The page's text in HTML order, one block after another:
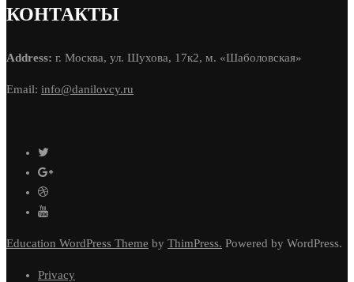
КОНТАКТЫ
Address: г. Москва, ул. Шухова, 17к2, м. «Шаболовская»
Email: info@danilovcy.ru
Education WordPress Theme by ThimPress. Powered by WordPress.
Privacy